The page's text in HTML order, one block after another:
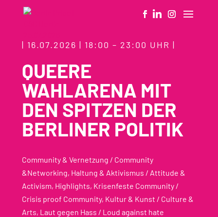
| 16.07.2026 | 18:00 – 23:00 UHR |
QUEERE
WAHLARENA MIT
DEN SPITZEN DER
BERLINER POLITIK
Community & Vernetzung / Community
&Networking, Haltung & Aktivismus / Attitude &
Activism, Highlights, Krisenfeste Community /
Crisis proof Community, Kultur & Kunst / Culture &
Arts, Laut gegen Hass / Loud against hate